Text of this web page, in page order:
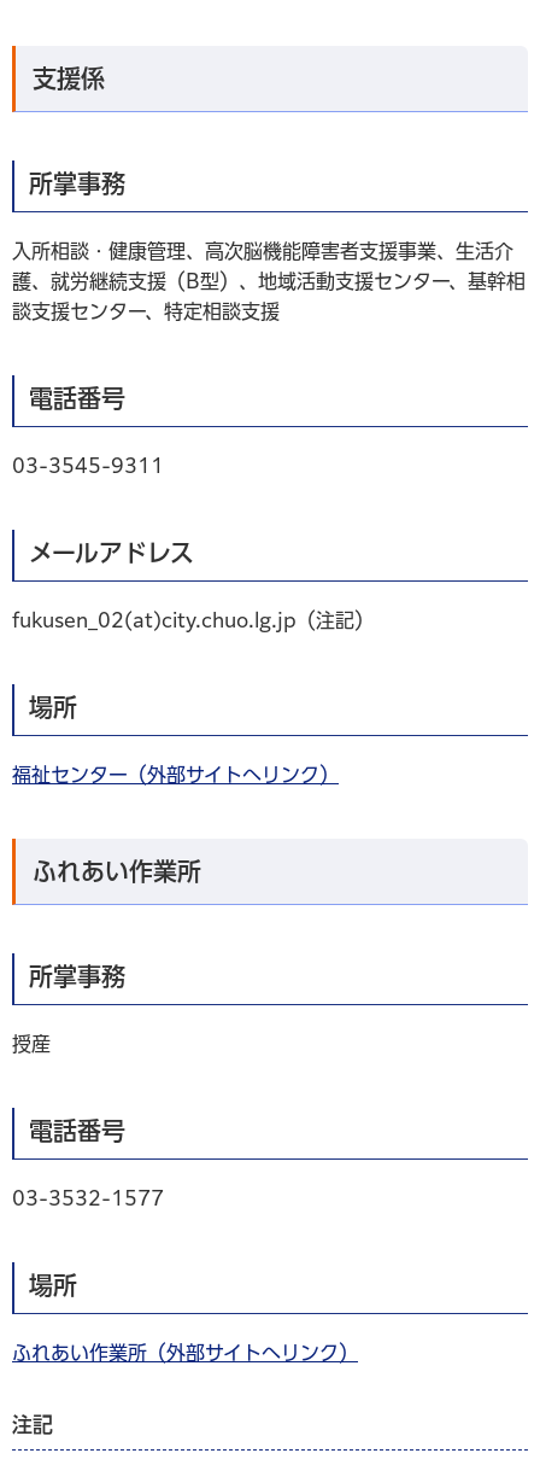
支援係
所掌事務
入所相談・健康管理、高次脳機能障害者支援事業、生活介
護、就労継続支援（B型）、地域活動支援センター、基幹相
談支援センター、特定相談支援
電話番号
03-3545-9311
メールアドレス
fukusen_02(at)city.chuo.lg.jp（注記）
場所
福祉センター（外部サイトへリンク）
ふれあい作業所
所掌事務
授産
電話番号
03-3532-1577
場所
ふれあい作業所（外部サイトへリンク）
注記